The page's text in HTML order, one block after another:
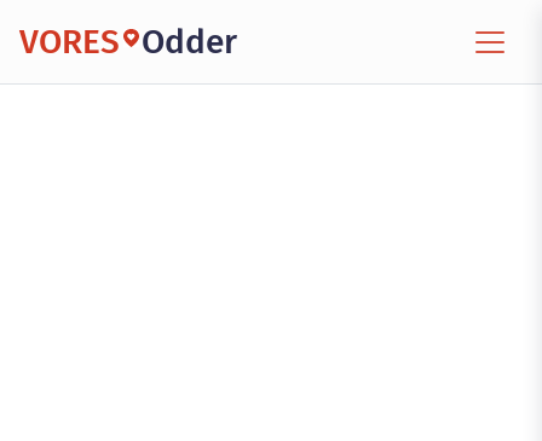
VORES Odder